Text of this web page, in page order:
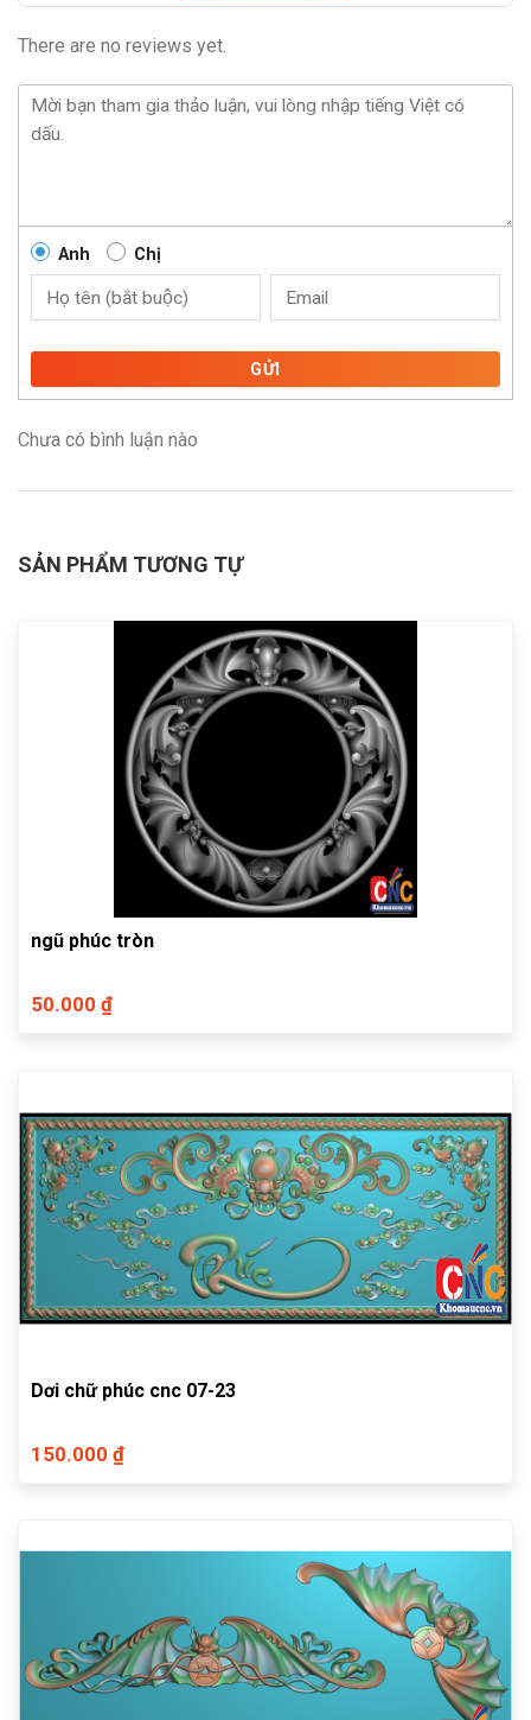
There are no reviews yet.
Anh Chị
GỬI
Chưa có bình luận nào
SẢN PHẨM TƯƠNG TỰ
ngũ phúc tròn
50.000 ₫
Dơi chữ phúc cnc 07-23
150.000 ₫